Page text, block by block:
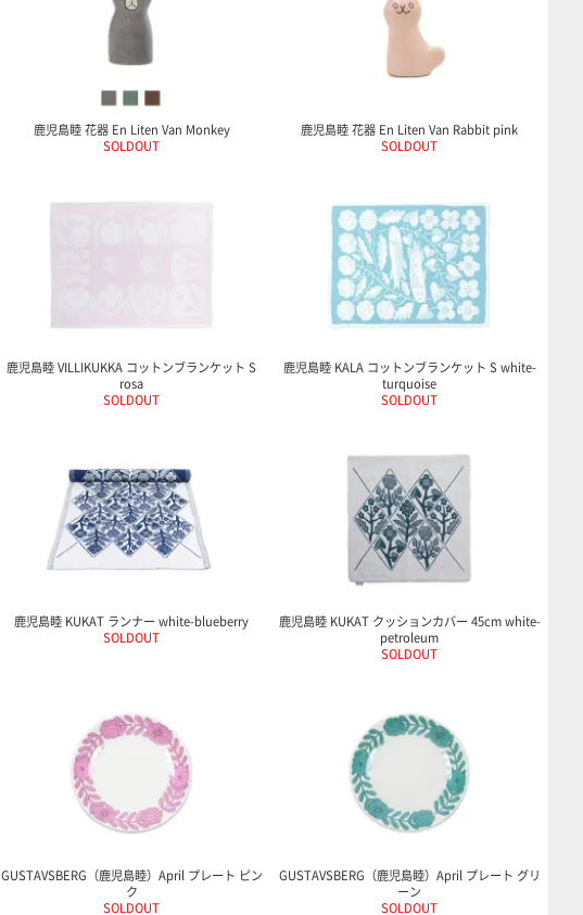
鹿児島睦 花器 En Liten Van Monkey
SOLDOUT
鹿児島睦 花器 En Liten Van Rabbit pink
SOLDOUT
鹿児島睦 VILLIKUKKA コットンブランケット S
rosa
SOLDOUT
鹿児島睦 KALA コットンブランケット S white-
turquoise
SOLDOUT
鹿児島睦 KUKAT ランナー white-blueberry
SOLDOUT
鹿児島睦 KUKAT クッションカバー 45cm white-
petroleum
SOLDOUT
GUSTAVSBERG（鹿児島睦）April プレート ピン
ク
SOLDOUT
GUSTAVSBERG（鹿児島睦）April プレート グリ
ーン
SOLDOUT